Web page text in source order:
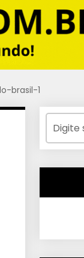
brasil-1